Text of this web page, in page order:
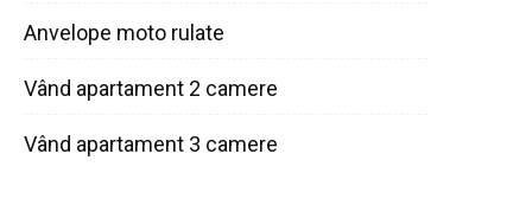
Anvelope moto rulate
Vând apartament 2 camere
Vând apartament 3 camere